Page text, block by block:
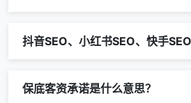
抖音SEO、小红书SEO、快手
保底客资承诺是什么意思？